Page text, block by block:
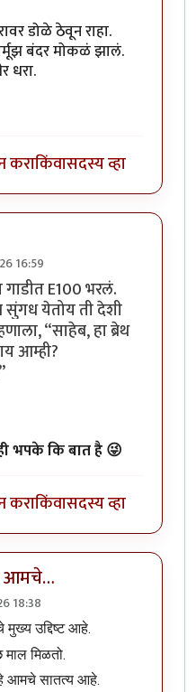
डोळे ठेवून राहा.
बंदर मोकळं झालं.
धरा.
कराकिंवासदस्य व्हा
16:59
गाडीत E100 भरलं.
येतोय ती देशी
“साहेब, हा ब्रेथ
आम्ही?
भपके कि बात है 😜
कराकिंवासदस्य व्हा
आमचे…
18:38
?byसचु कुळकर्णी
उद्दिष्ट आहे.
मिळतो.
आमचे सातत्य आहे.